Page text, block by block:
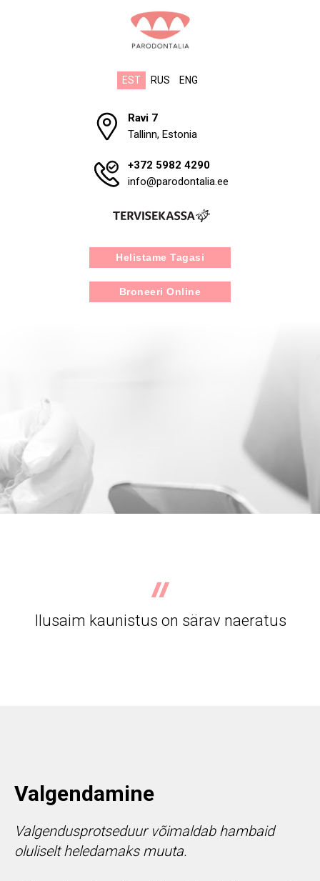
+372 5982 4290
info@parodontalia.ee
Broneeri Online
Ravi 7
Tallinn, Estonia
Helistame Tagasi
EST RUS ENG
Ilusaim kaunistus on särav naeratus
Valgendamine
Valgendusprotseduur võimaldab hambaid
oluliselt heledamaks muuta.